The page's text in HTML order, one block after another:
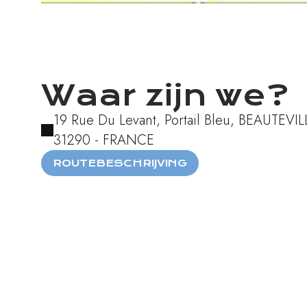
Waar zijn we?
19 Rue Du Levant, Portail Bleu,
31290 - FRANCE
ROUTEBESCHRIJVING